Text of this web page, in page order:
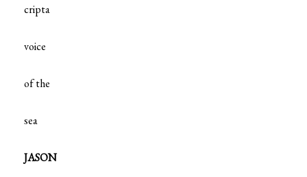
cripta
voice
of the
sea
JASON